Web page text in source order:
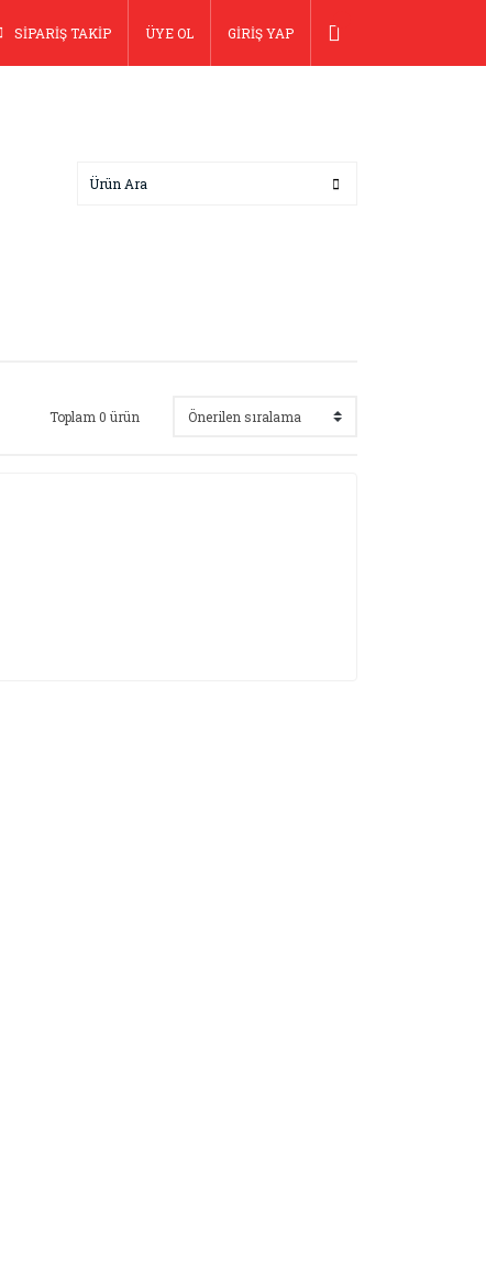
SİPARİŞ TAKİP ÜYE OL GİRİŞ YAP
Toplam 0 ürün